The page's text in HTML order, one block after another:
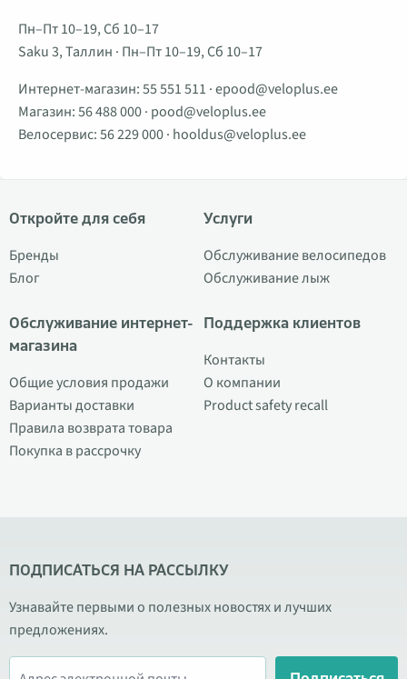
Пн–Пт 10–19, Сб 10–17
Saku 3, Таллин · Пн–Пт 10–19, Сб 10–17
Интернет-магазин:55 551 511 ·epood@veloplus.ee
Магазин:56 488 000· pood@veloplus.ee
Велосервис:56 229 000· hooldus@veloplus.ee
Откройте для себя
Бренды
Блог
Обслуживание интернет-
магазина
Общие условия продажи
Варианты доставки
Правила возврата товара
Покупка в рассрочку
Услуги
Обслуживание велосипедов
Обслуживание лыж
Поддержка клиентов
Контакты
О компании
Product safety recall
ПОДПИСАТЬСЯ НА РАССЫЛКУ
Узнавайте первыми о полезных новостях и лучших
предложениях.